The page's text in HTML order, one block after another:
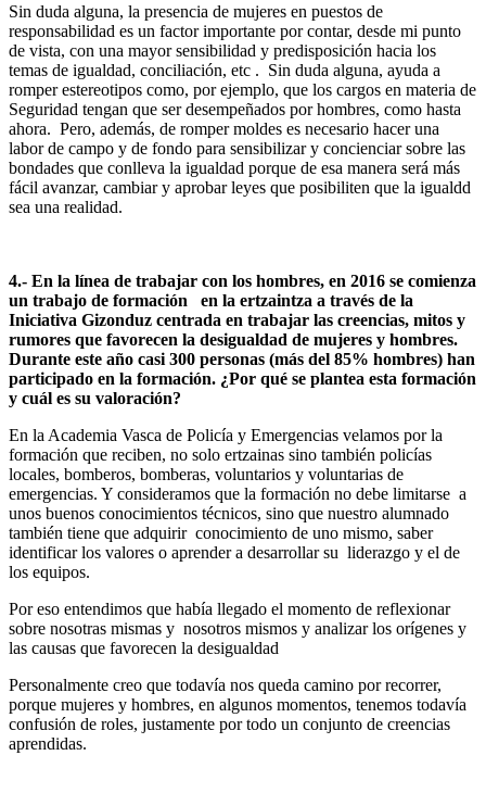
Sin duda alguna, la presencia de mujeres en puestos de
responsabilidad es un factor importante por contar, desde mi punto
de vista, con una mayor sensibilidad y predisposición hacia los
temas de igualdad, conciliación, etc . Sin duda alguna, ayuda a
romper estereotipos como, por ejemplo, que los cargos en materia de
Seguridad tengan que ser desempeñados por hombres, como hasta
ahora. Pero, además, de romper moldes es necesario hacer una
labor de campo y de fondo para sensibilizar y concienciar sobre las
bondades que conlleva la igualdad porque de esa manera será más
fácil avanzar, cambiar y aprobar leyes que posibiliten que la igualdd
sea una realidad.
4.- En la línea de trabajar con los hombres, en 2016 se comienza
un trabajo de formación en la ertzaintza a través de la
Iniciativa Gizonduz centrada en trabajar las creencias, mitos y
rumores que favorecen la desigualdad de mujeres y hombres.
Durante este año casi 300 personas (más del 85% hombres) han
participado en la formación. ¿Por qué se plantea esta formación
y cuál es su valoración?
En la Academia Vasca de Policía y Emergencias velamos por la
formación que reciben, no solo ertzainas sino también policías
locales, bomberos, bomberas, voluntarios y voluntarias de
emergencias. Y consideramos que la formación no debe limitarse a
unos buenos conocimientos técnicos, sino que nuestro alumnado
también tiene que adquirir conocimiento de uno mismo, saber
identificar los valores o aprender a desarrollar su liderazgo y el de
los equipos.
Por eso entendimos que había llegado el momento de reflexionar
sobre nosotras mismas y nosotros mismos y analizar los orígenes y
las causas que favorecen la desigualdad
Personalmente creo que todavía nos queda camino por recorrer,
porque mujeres y hombres, en algunos momentos, tenemos todavía
confusión de roles, justamente por todo un conjunto de creencias
aprendidas.